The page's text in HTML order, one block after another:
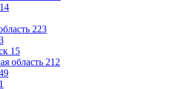
223
15
область 212